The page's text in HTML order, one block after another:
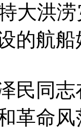
大洪
的航
民同
革命